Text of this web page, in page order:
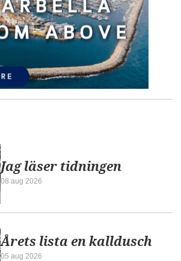
Jag läser tidningen
08 aug 2026
Årets lista en kalldusch
05 aug 2026